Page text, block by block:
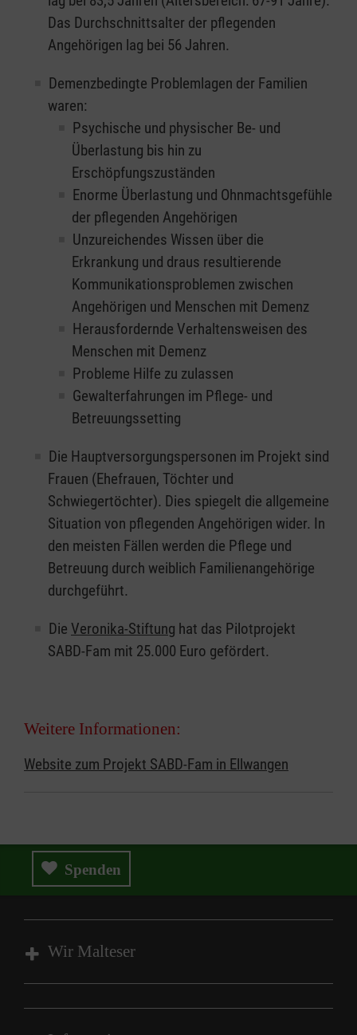
Das Durchschnittsalter der pflegenden
Angehörigen lag bei 56 Jahren.
Demenzbedingte Problemlagen der Familien
waren:
Psychische und physischer Be- und
Überlastung bis hin zu
Erschöpfungszuständen
Enorme Überlastung und Ohnmachtsgefühle
der pflegenden Angehörigen
Unzureichendes Wissen über die
Erkrankung und draus resultierende
Kommunikationsproblemen zwischen
Angehörigen und Menschen mit Demenz
Herausfordernde Verhaltensweisen des
Menschen mit Demenz
Probleme Hilfe zu zulassen
Gewalterfahrungen im Pflege- und
Betreuungssetting
Die Hauptversorgungspersonen im Projekt sind
Frauen (Ehefrauen, Töchter und
Schwiegertöchter). Dies spiegelt die allgemeine
Situation von pflegenden Angehörigen wider. In
den meisten Fällen werden die Pflege und
Betreuung durch weiblich Familienangehörige
durchgeführt.
Die Veronika-Stiftung hat das Pilotprojekt
SABD-Fam mit 25.000 Euro gefördert.
Weitere Informationen:
Website zum Projekt SABD-Fam in Ellwangen
Spenden
Wir Malteser
Wir Malteser
Spenden & Helfen